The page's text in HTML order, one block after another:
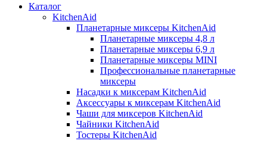
Каталог
KitchenAid
Планетарные миксеры KitchenAid
Планетарные миксеры 4,8 л
Планетарные миксеры 6,9 л
Планетарные миксеры MINI
Профессиональные планетарные
миксеры
Насадки к миксерам KitchenAid
Аксессуары к миксерам KitchenAid
Чаши для миксеров KitchenAid
Чайники KitchenAid
Тостеры KitchenAid